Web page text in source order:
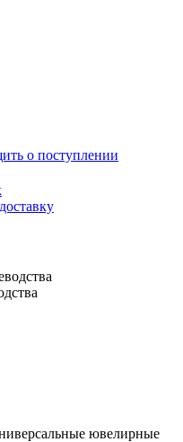
о поступлении
ювелирные